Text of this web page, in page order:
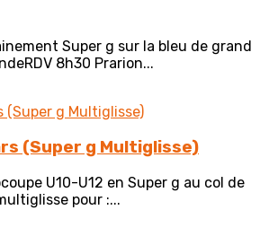
Super g sur la bleu de grand
8h30 Prarion...
(Super g Multiglisse)
U10-U12 en Super g au col de
pour :...